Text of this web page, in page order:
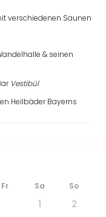
verschiedenen Saunen
& seinen
Vestibül
Heilbäder Bayerns
Fr Sa So
1
2